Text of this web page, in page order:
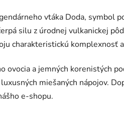
vtáka Doda, symbol
silu z úrodnej vulkanickej
charakteristickú komplexnosť
a jemných korenistých
miešaných nápojov.
e-shopu.